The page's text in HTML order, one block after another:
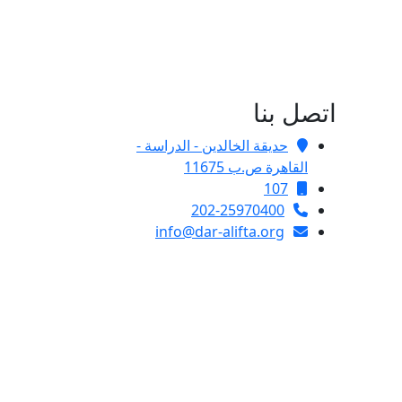
اتصل بنا
حديقة الخالدين - الدراسة -
القاهرة ص.ب 11675
107
202-25970400
info@dar-alifta.org